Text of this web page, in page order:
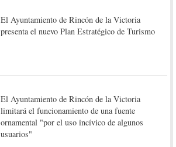
El Ayuntamiento de Rincón de la Victoria
presenta el nuevo Plan Estratégico de Turismo
El Ayuntamiento de Rincón de la Victoria
limitará el funcionamiento de una fuente
ornamental "por el uso incívico de algunos
usuarios"